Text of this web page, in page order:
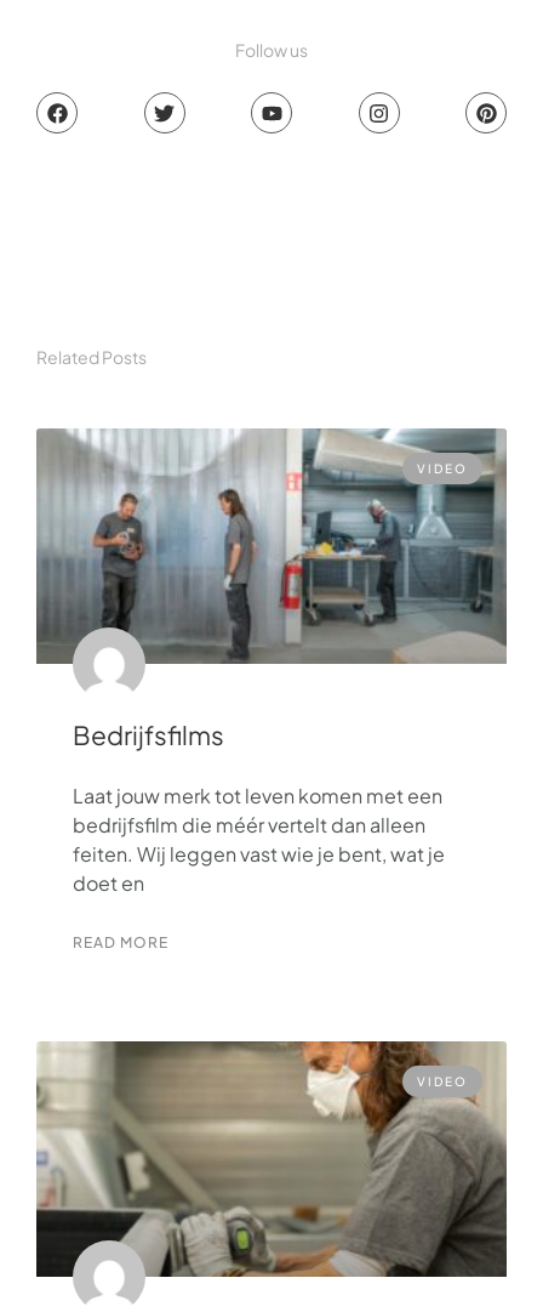
Follow us
Related Posts
VIDEO
Bedrijfsfilms
Laat jouw merk tot leven komen met een
bedrijfsfilm die méér vertelt dan alleen
feiten. Wij leggen vast wie je bent, wat je
doet en
READ MORE
VIDEO